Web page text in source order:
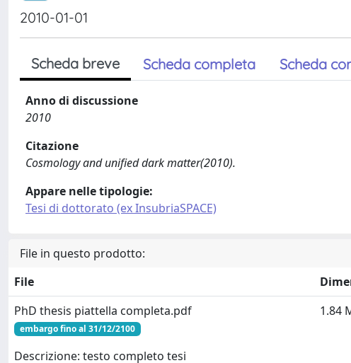
2010-01-01
Scheda breve Scheda completa Scheda
Anno di discussione
2010
Citazione
Cosmology and unified dark matter(2010).
Appare nelle tipologie:
Tesi di dottorato (ex InsubriaSPACE)
File in questo prodotto:
File
PhD thesis piattella completa.pdf
embargo fino al 31/12/2100
Descrizione: testo completo tesi
1.84